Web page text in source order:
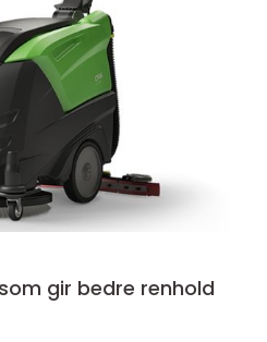
gir bedre renhold